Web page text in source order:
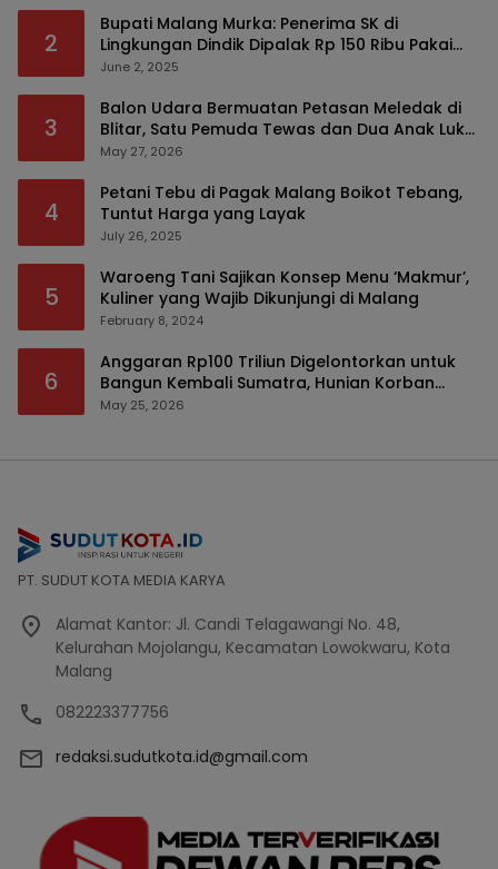
2
Bupati Malang Murka: Penerima SK di
Lingkungan Dindik Dipalak Rp 150 Ribu Pakai
Modus Tumpengan, KPK Turut Pantau
June 2, 2025
3
Balon Udara Bermuatan Petasan Meledak di
Blitar, Satu Pemuda Tewas dan Dua Anak Luka
Serius
May 27, 2026
4
Petani Tebu di Pagak Malang Boikot Tebang,
Tuntut Harga yang Layak
July 26, 2025
5
Waroeng Tani Sajikan Konsep Menu ‘Makmur’,
Kuliner yang Wajib Dikunjungi di Malang
February 8, 2024
6
Anggaran Rp100 Triliun Digelontorkan untuk
Bangun Kembali Sumatra, Hunian Korban
Bencana Bakal Difokuskan
May 25, 2026
PT. SUDUT KOTA MEDIA KARYA
Alamat Kantor: Jl. Candi Telagawangi No. 48,
Kelurahan Mojolangu, Kecamatan Lowokwaru, Kota
Malang
082223377756
redaksi.sudutkota.id@gmail.com